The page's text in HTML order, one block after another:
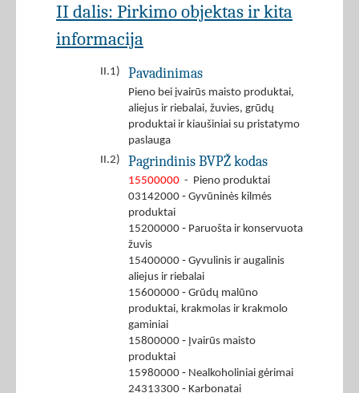
II dalis: Pirkimo objektas ir kita
informacija
II.1) Pavadinimas
Pieno bei įvairūs maisto produktai,
aliejus ir riebalai, žuvies, grūdų
produktai ir kiaušiniai su pristatymo
paslauga
II.2)
Pagrindinis BVPŽ kodas
15500000 - Pieno produktai
03142000 ‐ Gyvūninės kilmės
produktai
15200000 ‐ Paruošta ir konservuota
žuvis
15400000 ‐ Gyvulinis ir augalinis
aliejus ir riebalai
15600000 ‐ Grūdų malūno
produktai, krakmolas ir krakmolo
gaminiai
15800000 ‐ Įvairūs maisto
produktai
15980000 ‐ Nealkoholiniai gėrimai
24313300 ‐ Karbonatai